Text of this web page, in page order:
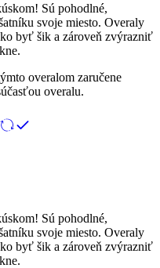
Sú pohodlné,
svoje miesto. Overaly
byť šik a zároveň zvýrazniť
overalom zaručene
overalu.
Sú pohodlné,
svoje miesto. Overaly
byť šik a zároveň zvýrazniť